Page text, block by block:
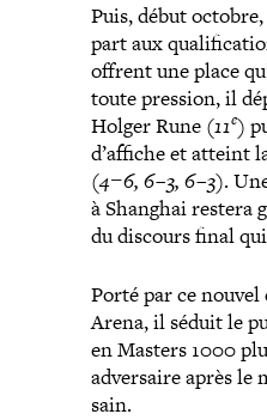
Puis, début
part aux
offrent une place
toute pression, il
Holger Rune (11e)
d’affiche et atteint
(4−6, 6 – 3, 6 – 3).
à Shanghai restera
du discours final
Porté par ce
Arena, il séduit le
en Masters 1000
adver­saire après le
sain.